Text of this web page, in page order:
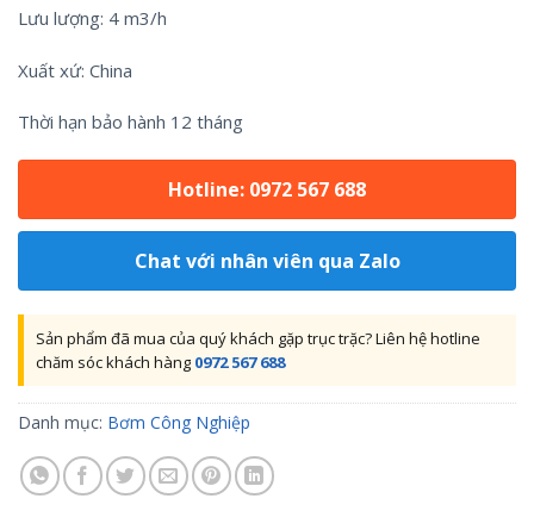
Lưu lượng: 4 m3/h
Xuất xứ: China
Thời hạn bảo hành 12 tháng
Hotline: 0972 567 688
Chat với nhân viên qua Zalo
Sản phẩm đã mua của quý khách gặp trục trặc? Liên hệ hotline
chăm sóc khách hàng 0972 567 688
Danh mục: Bơm Công Nghiệp